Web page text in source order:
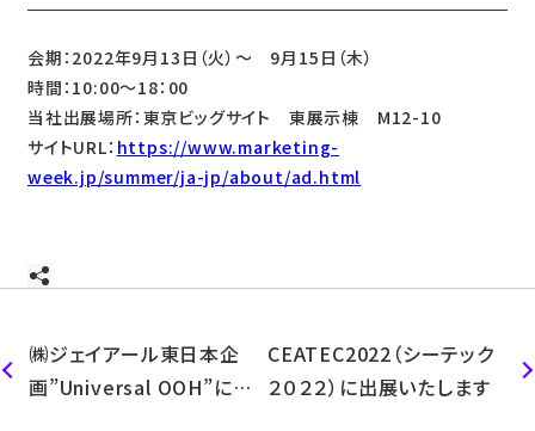
会期：2022年9月13日（火）～ 9月15日（木）
時間：10:00～18：00
当社出展場所：東京ビッグサイト 東展示棟 M12-10
サイトURL： https://www.marketing-
week.jp/summer/ja-jp/about/ad.html
㈱ジェイアール東日本企
画”Universal OOH”にて
CEATEC2022（シーテック
２０２２）に出展いたします